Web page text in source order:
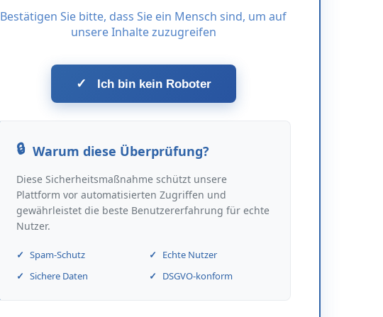
Bestätigen Sie bitte, dass Sie ein Mensch sind, um auf
unsere Inhalte zuzugreifen
✓ Ich bin kein Roboter
Warum diese Überprüfung?
Diese Sicherheitsmaßnahme schützt unsere
Plattform vor automatisierten Zugriffen und
gewährleistet die beste Benutzererfahrung für echte
Nutzer.
Spam-Schutz
Echte Nutzer
Sichere Daten
DSGVO-konform